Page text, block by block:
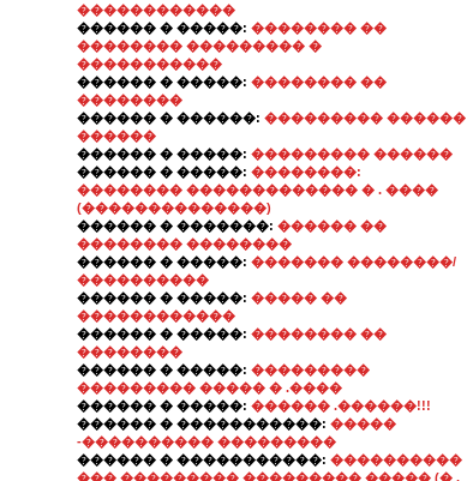
������������
������ � �����: �������� ��
�������� ��������� �
�����������
������ � �����: �������� ��
��������
������ � ������: ��������� ������
������
������ � �����: ��������� ������
������ � �����: ��������:
�������� ������������� � . ����
(��������������)
������ � �������: ������ ��
�������� ��������
������ � �����: ������� ��������/
����������
������ � �����: ����� ��
������������
������ � �����: �������� ��
��������
������ � �����: ���������
��������� ����� � .����
������ � �����: ������ .������!!!
������ � �����������: �����
-���������� ���������
������ � �����������: ����������
��� ��������� ��������� ����� (� .